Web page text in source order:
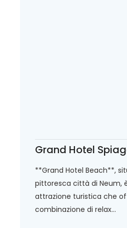
Grand Hotel
**Grand Hotel Beach**,
pittoresca città di Neum,
attrazione turistica che
combinazione di relax...